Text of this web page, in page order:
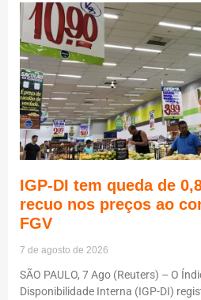
IGP-DI tem queda de
recuo nos preços ao
FGV
7 de agosto de 2026
SÃO PAULO, 7 Ago (Reuters) – O
Disponibilidade Interna (IGP-DI)